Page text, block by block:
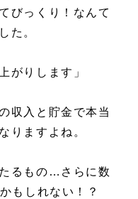
びっくり！なんて
た。
がりします」
収入と貯金で本当
りますよね。
るもの…さらに数
かもしれない！？